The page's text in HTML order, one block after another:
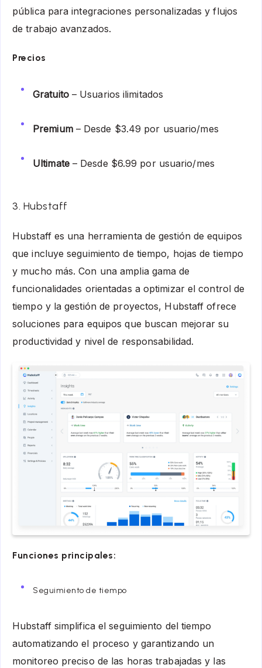
pública para integraciones personalizadas y flujos
de trabajo avanzados.
Precios
Gratuito– Usuarios ilimitados
Premium– Desde $3.49 por usuario/mes
Ultimate– Desde $6.99 por usuario/mes
3. Hubstaff
Hubstaff es una herramienta de gestión de equipos
que incluye seguimiento de tiempo, hojas de tiempo
y mucho más. Con una amplia gama de
funcionalidades orientadas a optimizar el control de
tiempo y la gestión de proyectos, Hubstaff ofrece
soluciones para equipos que buscan mejorar su
productividad y nivel de responsabilidad.
Funciones principales:
Seguimiento de tiempo
Hubstaff simplifica el seguimiento del tiempo
automatizando el proceso y garantizando un
monitoreo preciso de las horas trabajadas y las